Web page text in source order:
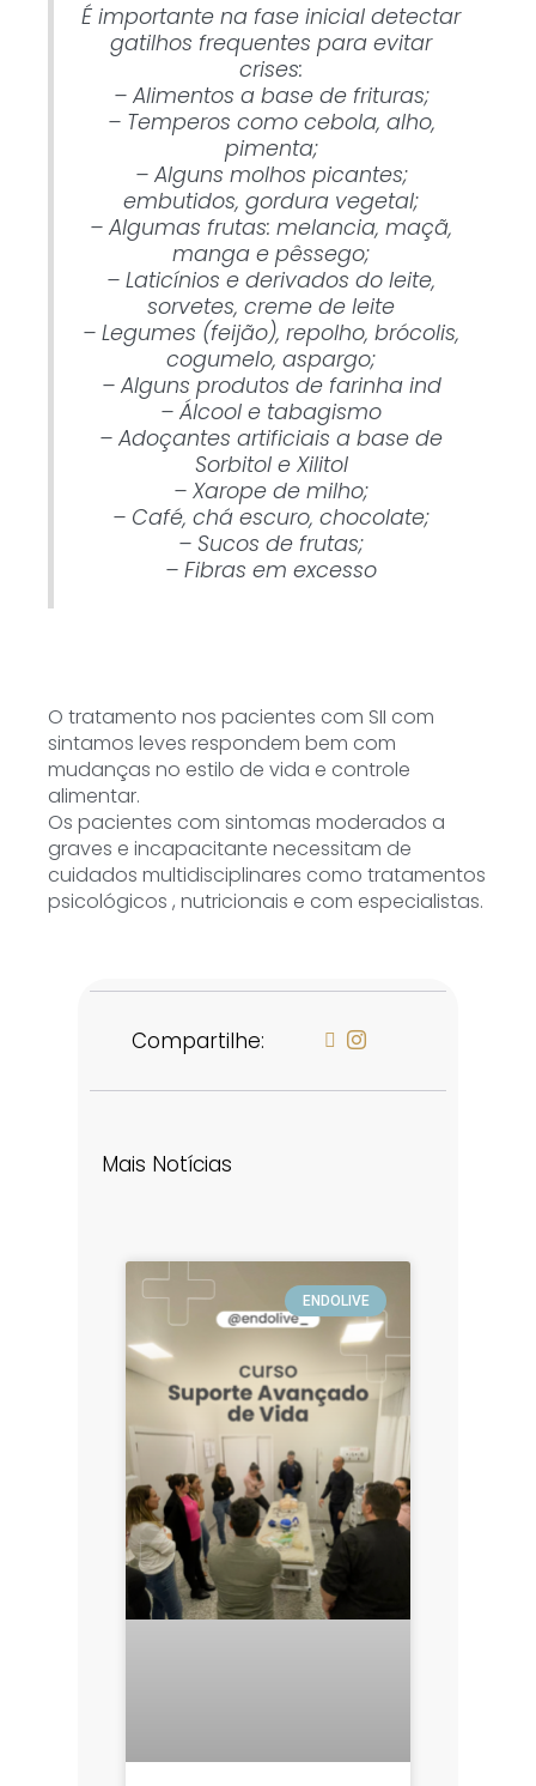
É importante na fase inicial detectar
gatilhos frequentes para evitar
crises:
– Alimentos a base de frituras;
– Temperos como cebola, alho,
pimenta;
– Alguns molhos picantes;
embutidos, gordura vegetal;
– Algumas frutas: melancia, maçã,
manga e pêssego;
– Laticínios e derivados do leite,
sorvetes, creme de leite
– Legumes (feijão), repolho, brócolis,
cogumelo, aspargo;
– Alguns produtos de farinha ind
– Álcool e tabagismo
– Adoçantes artificiais a base de
Sorbitol e Xilitol
– Xarope de milho;
– Café, chá escuro, chocolate;
– Sucos de frutas;
– Fibras em excesso
O tratamento nos pacientes com SII com
sintamos leves respondem bem com
mudanças no estilo de vida e controle
alimentar.
Os pacientes com sintomas moderados a
graves e incapacitante necessitam de
cuidados multidisciplinares como tratamentos
psicológicos , nutricionais e com especialistas.
Compartilhe:
Mais Notícias
ENDOLIVE